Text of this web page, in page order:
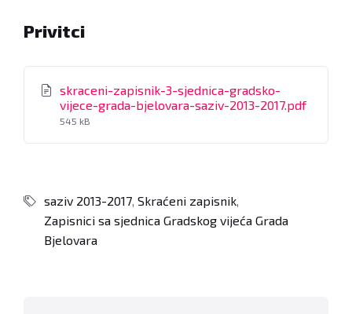
Privitci
skraceni-zapisnik-3-sjednica-gradsko-
vijece-grada-bjelovara-saziv-2013-2017.pdf
File
545 kB
saziv 2013-2017, Skraćeni zapisnik,
Zapisnici sa sjednica Gradskog vijeća Grada
Bjelovara